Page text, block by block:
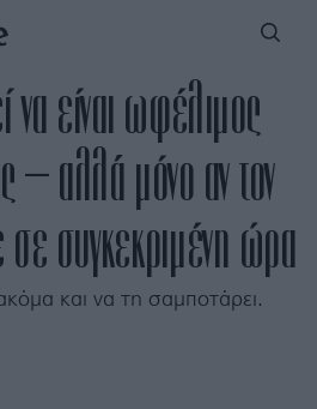
είναι ωφέλιμος
– αλλά μόνο αν τον
συγκεκριμένη ώρα
και να τη σαμποτάρει.